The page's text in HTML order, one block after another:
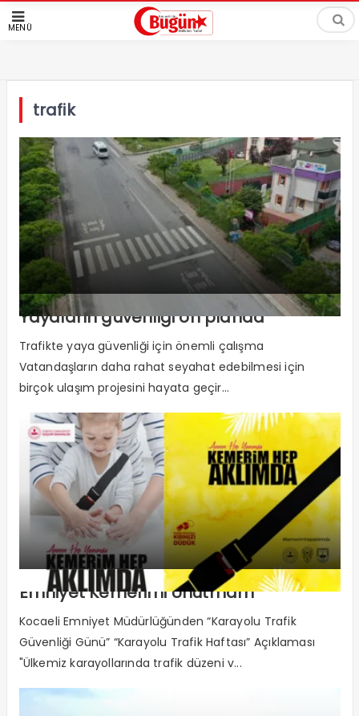
MENÜ
trafik
Yayaların güvenliği ön planda
Trafikte yaya güvenliği için önemli çalışma
Vatandaşların daha rahat seyahat edebilmesi için
birçok ulaşım projesini hayata geçir...
Emniyet Kemerimi Unutmam
Kocaeli Emniyet Müdürlüğünden “Karayolu Trafik
Güvenliği Günü” “Karayolu Trafik Haftası” Açıklaması
"Ülkemiz karayollarında trafik düzeni v...